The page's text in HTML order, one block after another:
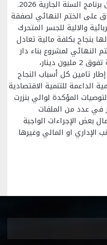
السنة الجارية 2026.
على الختم النهائي لصفقة
والالية للجسر المتحرك
بنجاح بكلفة مالية تعادل
الختم النهائي لمشروع بناء دار
دينار،
تامين كل أسباب النجاح
الداعمة للتنمية الاقتصادية
المؤكدة لوالي بنزرت
في عدد من الملفات
بعض الإجراءات الواجبة
الإداري او المالي وغيرها